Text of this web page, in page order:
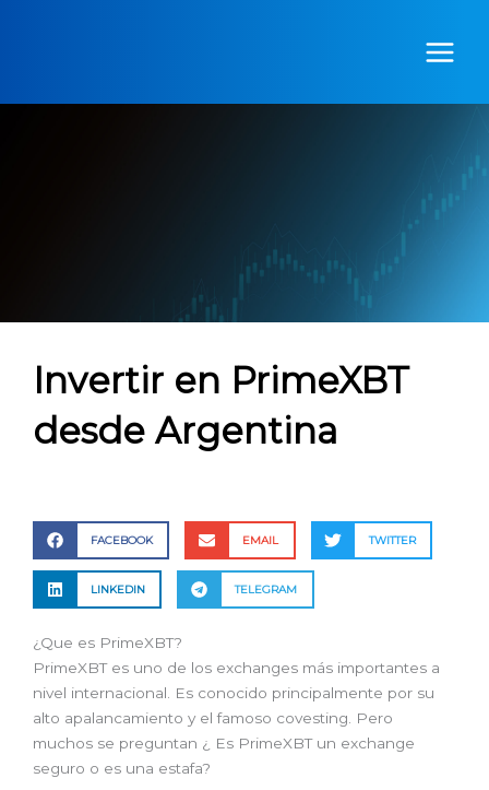
Invertir en PrimeXBT
desde Argentina
FACEBOOK EMAIL TWITTER
LINKEDIN TELEGRAM
¿Que es PrimeXBT?
PrimeXBT es uno de los exchanges más importantes a
nivel internacional. Es conocido principalmente por su
alto apalancamiento y el famoso covesting. Pero
muchos se preguntan ¿ Es PrimeXBT un exchange
seguro o es una estafa?